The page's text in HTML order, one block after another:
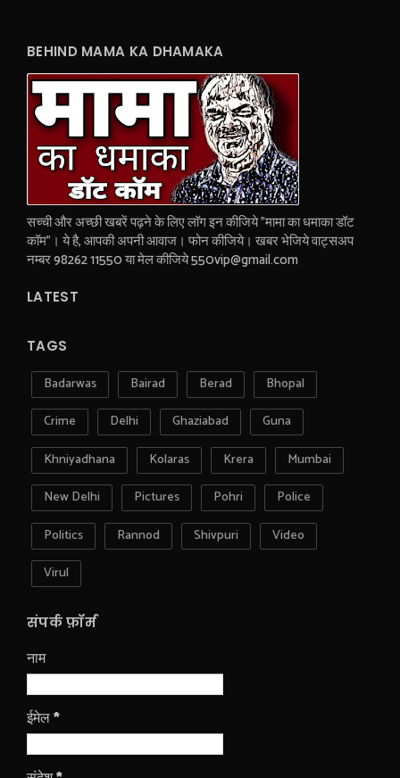
BEHIND MAMA KA DHAMAKA
सच्ची और अच्छी खबरें पढ़ने के लिए लॉग इन कीजिये "मामा का धमाका डॉट
कॉम"। ये है, आपकी अपनी आवाज। फोन कीजिये। खबर भेजिये वाट्सअप
नम्बर 98262 11550 या मेल कीजिये 550vip@gmail.com
LATEST
TAGS
Badarwas Bairad Berad
Bhopal
Crime
Delhi Ghaziabad
Guna
Khniyadhana
Kolaras Krera
Mumbai
New Delhi
Pictures Pohri
Police
Politics
Rannod Shivpuri
Video
Virul
संपर्क फ़ॉर्म
नाम
ईमेल*